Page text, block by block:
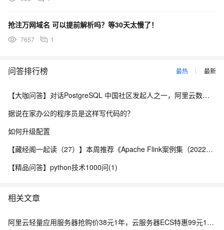
抢注万网域名 可以提前解析吗？等30天太慢了！
7657 1
问答排行榜 最热 最新
【大咖问答】对话PostgreSQL 中国社区发起人之一，阿里云数据库高级专家 德哥
据说在家办公的程序员是这样写代码的？
如何升级配置
【藏经阁一起读（27）】本周推荐《Apache Flink案例集（2022版）》，你有哪些心得？
【精品问答】python技术1000问(1)
相关文章
阿里云轻量应用服务器抢购价38元1年，云服务器ECS特惠99元1年，区别与选购指南参考